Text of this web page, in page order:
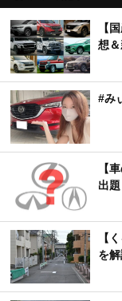
【
想
#み
【
出題
【
を解